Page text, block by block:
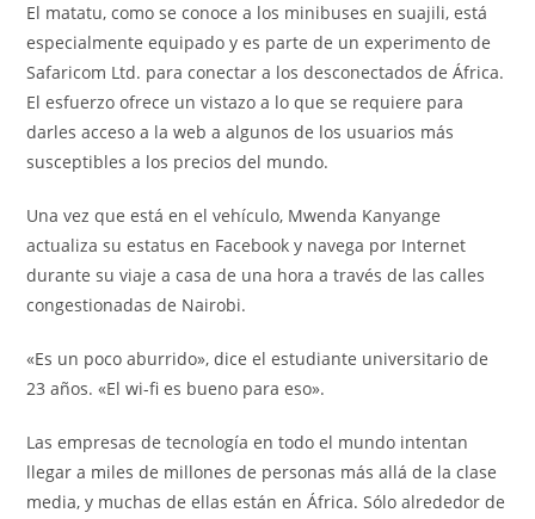
El matatu, como se conoce a los minibuses en suajili, está
especialmente equipado y es parte de un experimento de
Safaricom Ltd. para conectar a los desconectados de África.
El esfuerzo ofrece un vistazo a lo que se requiere para
darles acceso a la web a algunos de los usuarios más
susceptibles a los precios del mundo.
Una vez que está en el vehículo, Mwenda Kanyange
actualiza su estatus en Facebook y navega por Internet
durante su viaje a casa de una hora a través de las calles
congestionadas de Nairobi.
«Es un poco aburrido», dice el estudiante universitario de
23 años. «El wi-fi es bueno para eso».
Las empresas de tecnología en todo el mundo intentan
llegar a miles de millones de personas más allá de la clase
media, y muchas de ellas están en África. Sólo alrededor de